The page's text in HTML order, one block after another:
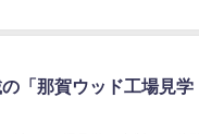
「那賀ウッド工場見